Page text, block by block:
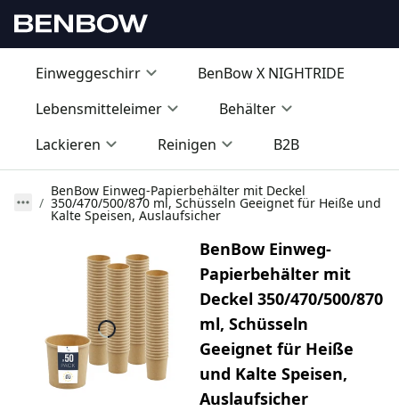
Einweggeschirr
BenBow X NIGHTRIDE
Lebensmitteleimer
Behälter
Lackieren
Reinigen B2B
BenBow Einweg-Papierbehälter mit Deckel
350/470/500/870 ml, Schüsseln Geeignet für Heiße und
Kalte Speisen, Auslaufsicher
BenBow Einweg-
Papierbehälter mit
Deckel 350/470/500/870
ml, Schüsseln
Geeignet für Heiße
und Kalte Speisen,
Auslaufsicher